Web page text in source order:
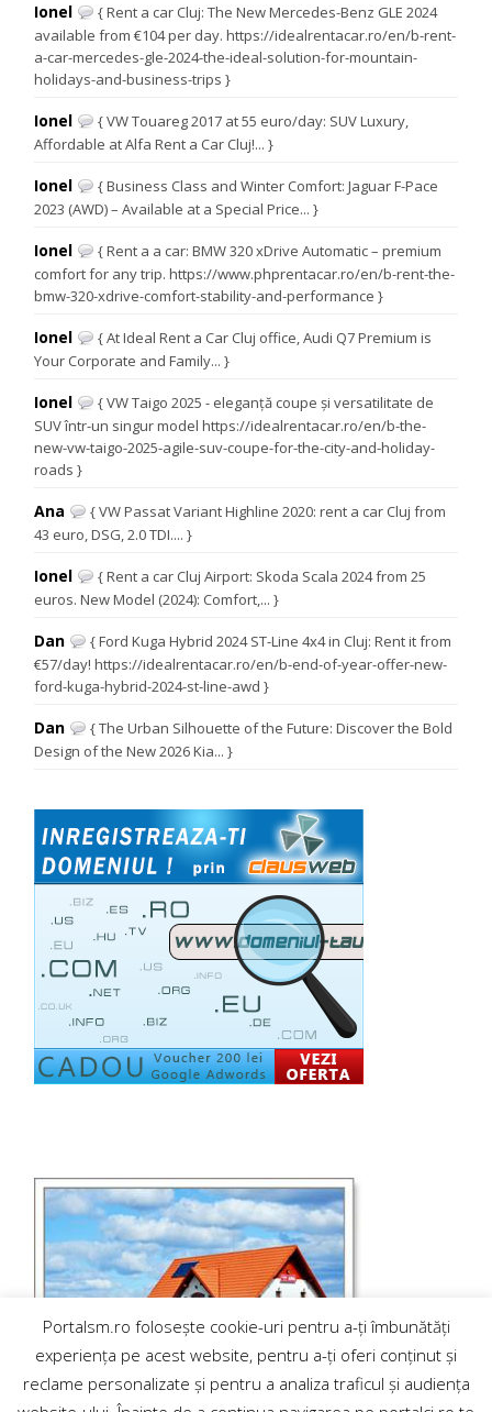
Ionel
{ Rent a car Cluj: The New Mercedes-Benz GLE 2024
available from €104 per day. https://idealrentacar.ro/en/b-rent-
a-car-mercedes-gle-2024-the-ideal-solution-for-mountain-
holidays-and-business-trips }
Ionel
{ VW Touareg 2017 at 55 euro/day: SUV Luxury,
Affordable at Alfa Rent a Car Cluj!... }
Ionel
{ Business Class and Winter Comfort: Jaguar F-Pace
2023 (AWD) – Available at a Special Price... }
Ionel
{ Rent a a car: BMW 320 xDrive Automatic – premium
comfort for any trip. https://www.phprentacar.ro/en/b-rent-the-
bmw-320-xdrive-comfort-stability-and-performance }
Ionel
{ At Ideal Rent a Car Cluj office, Audi Q7 Premium is
Your Corporate and Family... }
Ionel
{ VW Taigo 2025 - eleganță coupe și versatilitate de
SUV într-un singur model https://idealrentacar.ro/en/b-the-
new-vw-taigo-2025-agile-suv-coupe-for-the-city-and-holiday-
roads }
Ana
{ VW Passat Variant Highline 2020: rent a car Cluj from
43 euro, DSG, 2.0 TDI.... }
Ionel
{ Rent a car Cluj Airport: Skoda Scala 2024 from 25
euros. New Model (2024): Comfort,... }
Dan
{ Ford Kuga Hybrid 2024 ST-Line 4x4 in Cluj: Rent it from
€57/day! https://idealrentacar.ro/en/b-end-of-year-offer-new-
ford-kuga-hybrid-2024-st-line-awd }
Dan
{ The Urban Silhouette of the Future: Discover the Bold
Design of the New 2026 Kia... }
Portalsm.ro folosește cookie-uri pentru a-ți îmbunătăți
experiența pe acest website, pentru a-ți oferi conținut și
reclame personalizate și pentru a analiza traficul și audiența